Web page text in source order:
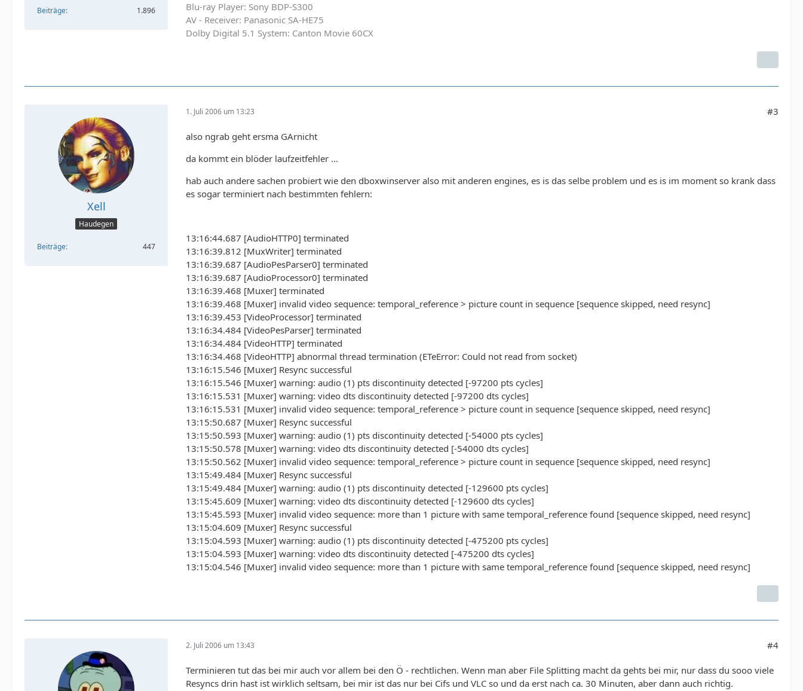
Beiträge 1.896
Blu-ray Player: Sony BDP-S300
AV - Receiver: Panasonic SA-HE75
Dolby Digital 5.1 System: Canton Movie 60CX
Xell
Haudegen
Beiträge 447
1. Juli 2006 um 13:23 #3
also ngrab geht ersma GArnicht
da kommt ein blöder laufzeitfehler ...
hab auch andere sachen probiert wie den dboxwinserver also mit anderen engines, es is das selbe problem und es is im moment so krank dass
es sogar terminiert nach bestimmten fehlern:
13:16:44.687 [AudioHTTP0] terminated
13:16:39.812 [MuxWriter] terminated
13:16:39.687 [AudioPesParser0] terminated
13:16:39.687 [AudioProcessor0] terminated
13:16:39.468 [Muxer] terminated
13:16:39.468 [Muxer] invalid video sequence: temporal_reference > picture count in sequence [sequence skipped, need resync]
13:16:39.453 [VideoProcessor] terminated
13:16:34.484 [VideoPesParser] terminated
13:16:34.484 [VideoHTTP] terminated
13:16:34.468 [VideoHTTP] abnormal thread termination (ETeError: Could not read from socket)
13:16:15.546 [Muxer] Resync successful
13:16:15.546 [Muxer] warning: audio (1) pts discontinuity detected [-97200 pts cycles]
13:16:15.531 [Muxer] warning: video dts discontinuity detected [-97200 dts cycles]
13:16:15.531 [Muxer] invalid video sequence: temporal_reference > picture count in sequence [sequence skipped, need resync]
13:15:50.687 [Muxer] Resync successful
13:15:50.593 [Muxer] warning: audio (1) pts discontinuity detected [-54000 pts cycles]
13:15:50.578 [Muxer] warning: video dts discontinuity detected [-54000 dts cycles]
13:15:50.562 [Muxer] invalid video sequence: temporal_reference > picture count in sequence [sequence skipped, need resync]
13:15:49.484 [Muxer] Resync successful
13:15:49.484 [Muxer] warning: audio (1) pts discontinuity detected [-129600 pts cycles]
13:15:45.609 [Muxer] warning: video dts discontinuity detected [-129600 dts cycles]
13:15:45.593 [Muxer] invalid video sequence: more than 1 picture with same temporal_reference found [sequence skipped, need resync]
13:15:04.609 [Muxer] Resync successful
13:15:04.593 [Muxer] warning: audio (1) pts discontinuity detected [-475200 pts cycles]
13:15:04.593 [Muxer] warning: video dts discontinuity detected [-475200 dts cycles]
13:15:04.546 [Muxer] invalid video sequence: more than 1 picture with same temporal_reference found [sequence skipped, need resync]
2. Juli 2006 um 13:43 #4
Terminieren tut das bei mir auch vor allem bei den Ö - rechtlichen. Wenn man aber File Splitting macht da gehts bei mir, nur dass du sooo viele
Resyncs drin hast ist wirklich seltsam, bei mir ist das nur bei Cifs und VLC so und da erst nach ca. 30 Minuten, aber dann auch richtig.